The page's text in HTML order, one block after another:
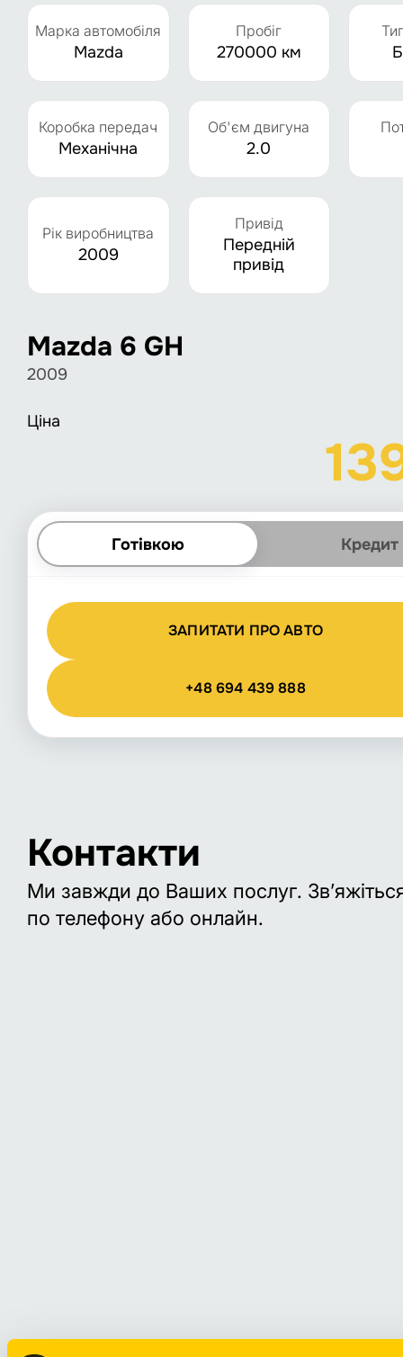
Марка автомобіля
Mazda
Пробіг
270000 км
Коробка передач
Механічна
Об'єм двигуна
2.0
Рік виробництва
2009
Привід
Передній
привід
Mazda 6 GH
2009
Ціна
Готівкою Кредит
ЗАПИТАТИ ПРО АВТО
+48 694 439 888
Контакти
Ми завжди до Ваших послуг.
по телефону або онлайн.